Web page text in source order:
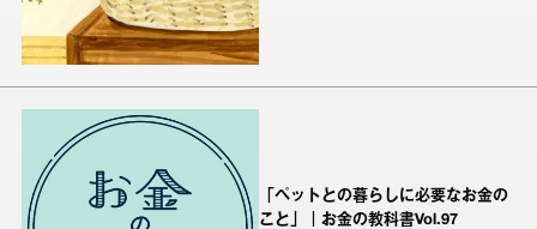
「ペットとの暮らしに必要なお金の
こと」｜お金の教科書Vol.97